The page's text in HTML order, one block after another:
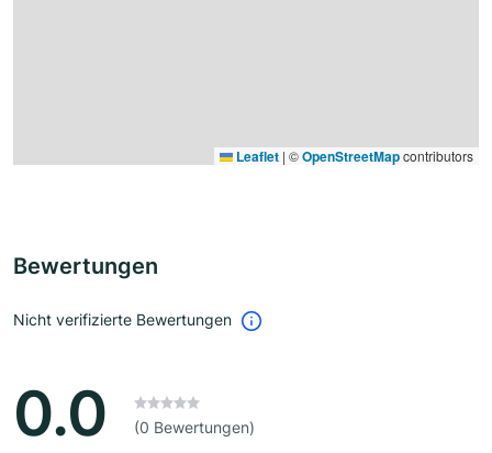
Leaflet | ©OpenStreetMapcontributors
Bewertungen
Nicht verifizierte Bewertungen
0.0 (0 Bewertungen)